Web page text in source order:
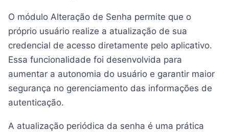
O módulo Alteração de Senha permite que o
próprio usuário realize a atualização de sua
credencial de acesso diretamente pelo aplicativo.
Essa funcionalidade foi desenvolvida para
aumentar a autonomia do usuário e garantir maior
segurança no gerenciamento das informações de
autenticação.
A atualização periódica da senha é uma prática